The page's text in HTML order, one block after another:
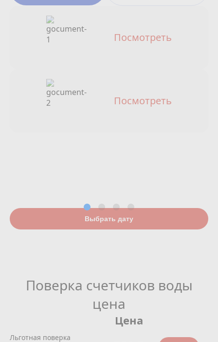
Официальный партнёр
защита от мошенников Посмотреть
Посмотреть
Выбрать дату
Поверка счетчиков воды
цена
Цена
Льготная поверка